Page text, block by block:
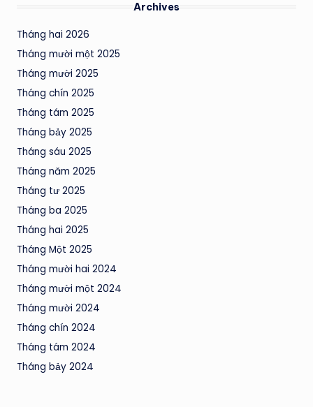
Archives
Tháng hai 2026
Tháng mười một 2025
Tháng mười 2025
Tháng chín 2025
Tháng tám 2025
Tháng bảy 2025
Tháng sáu 2025
Tháng năm 2025
Tháng tư 2025
Tháng ba 2025
Tháng hai 2025
Tháng Một 2025
Tháng mười hai 2024
Tháng mười một 2024
Tháng mười 2024
Tháng chín 2024
Tháng tám 2024
Tháng bảy 2024